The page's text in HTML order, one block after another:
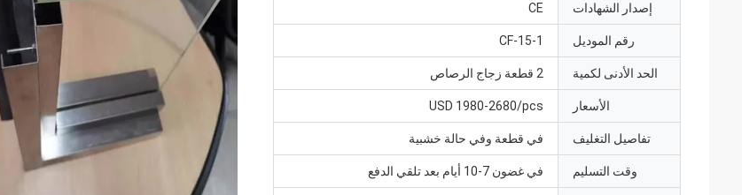
إصدار الشهادات CE
رقم الموديل 1-CF-15
الحد الأدنى لكمية 2 قطعة زجاج الرصاص
الأسعار USD 1980-2680/pcs
تفاصيل التغليف في قطعة وفي حالة خشبية
وقت التسليم في غضون 7-10 أيام بعد تلقي الدفع